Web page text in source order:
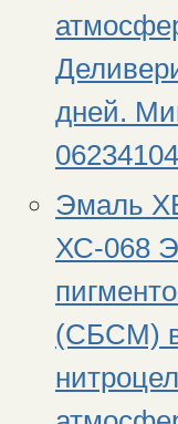
дней.
Эмаль
ХС-068
(СБСМ) в